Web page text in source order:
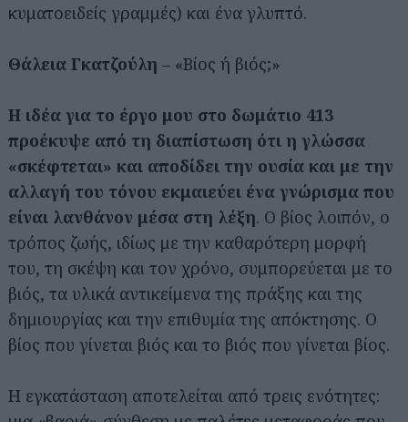
κυματοειδείς γραμμές) και ένα γλυπτό.
Θάλεια Γκατζούλη – «Βίος ή βιός;»
Η ιδέα για το έργο μου στο δωμάτιο 413
προέκυψε από τη διαπίστωση ότι η γλώσσα
«σκέφτεται» και αποδίδει την ουσία και με την
αλλαγή του τόνου εκμαιεύει ένα γνώρισμα που
είναι λανθάνον μέσα στη λέξη. Ο βίος λοιπόν, ο
τρόπος ζωής, ιδίως με την καθαρότερη μορφή
του, τη σκέψη και τον χρόνο, συμπορεύεται με το
βιός, τα υλικά αντικείμενα της πράξης και της
δημιουργίας και την επιθυμία της απόκτησης. Ο
βίος που γίνεται βιός και το βιός που γίνεται βίος.
Η εγκατάσταση αποτελείται από τρεις ενότητες: